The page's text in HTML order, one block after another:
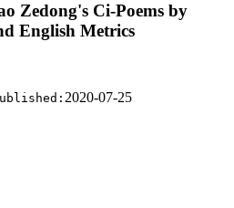
Zedong's Ci-Poems by
English Metrics
2020-07-25